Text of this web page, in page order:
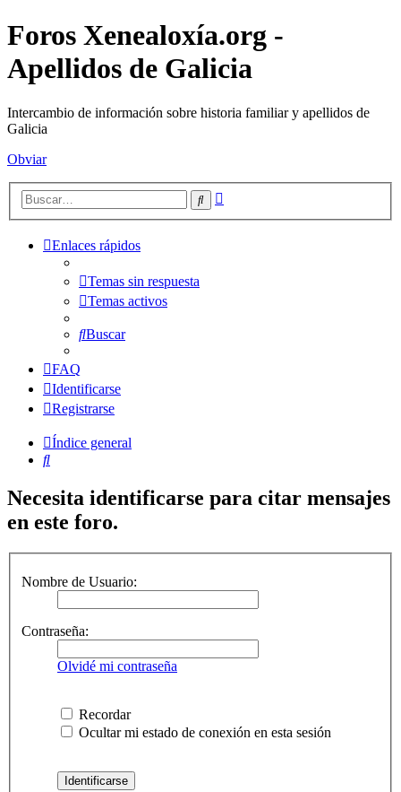
Foros Xenealoxía.org -
Apellidos de Galicia
Intercambio de información sobre historia familiar y apellidos de
Galicia
Obviar
Buscar
Enlaces rápidos
Temas sin respuesta
Temas activos
Buscar
FAQ
Identificarse
Registrarse
Índice general
Buscar
Necesita identificarse para citar mensajes
en este foro.
Nombre de Usuario:
Contraseña:
Olvidé mi contraseña
Recordar
Ocultar mi estado de conexión en esta sesión